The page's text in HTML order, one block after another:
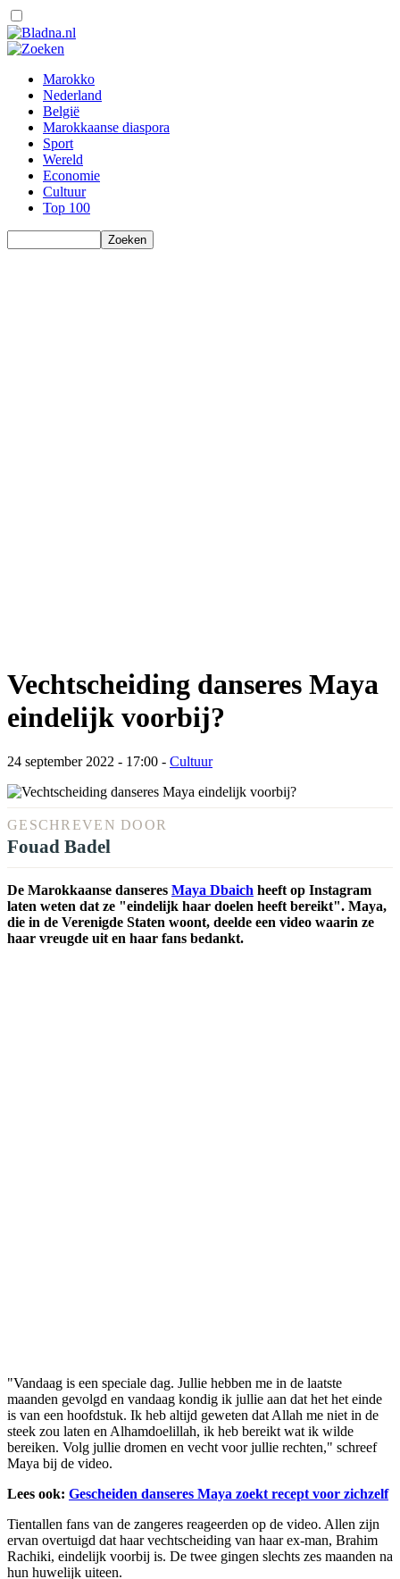
Marokko
Nederland
België
Marokkaanse diaspora
Sport
Wereld
Economie
Cultuur
Top 100
Vechtscheiding danseres Maya
eindelijk voorbij?
24 september 2022 - 17:00 - Cultuur
GESCHREVEN DOOR
Fouad Badel
De Marokkaanse danseres Maya Dbaich heeft op Instagram
laten weten dat ze "eindelijk haar doelen heeft bereikt". Maya,
die in de Verenigde Staten woont, deelde een video waarin ze
haar vreugde uit en haar fans bedankt.
"Vandaag is een speciale dag. Jullie hebben me in de laatste
maanden gevolgd en vandaag kondig ik jullie aan dat het het einde
is van een hoofdstuk. Ik heb altijd geweten dat Allah me niet in de
steek zou laten en Alhamdoelillah, ik heb bereikt wat ik wilde
bereiken. Volg jullie dromen en vecht voor jullie rechten," schreef
Maya bij de video.
Lees ook: Gescheiden danseres Maya zoekt recept voor zichzelf
Tientallen fans van de zangeres reageerden op de video. Allen zijn
ervan overtuigd dat haar vechtscheiding van haar ex-man, Brahim
Rachiki, eindelijk voorbij is. De twee gingen slechts zes maanden na
hun huwelijk uiteen.